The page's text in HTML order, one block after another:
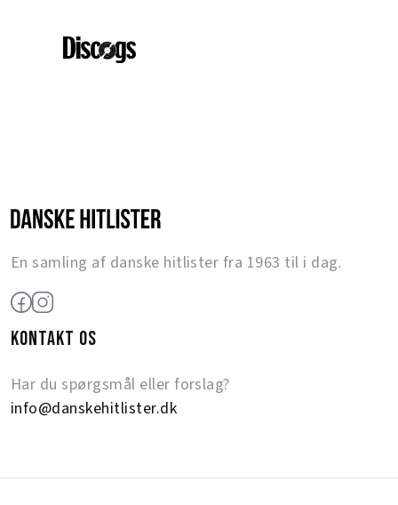
En samling af danske hitlister fra 1963 til i dag.
KONTAKT OS
Har du spørgsmål eller forslag?
info@danskehitlister.dk